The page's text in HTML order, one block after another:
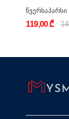
წვერსაპარსი
119,00 ₾